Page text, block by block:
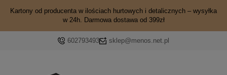
Kartony od producenta w ilościach hurtowych i detalicznych – wysyłka
w 24h. Darmowa dostawa od 399zł
602793493 sklep@menos.net.pl